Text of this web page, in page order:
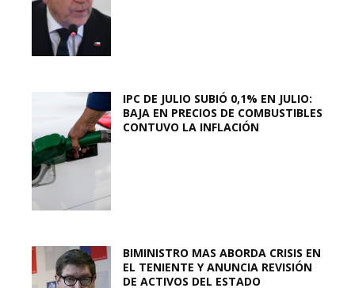
IPC DE JULIO SUBIÓ 0,1% EN JULIO:
BAJA EN PRECIOS DE COMBUSTIBLES
CONTUVO LA INFLACIÓN
BIMINISTRO MAS ABORDA CRISIS EN
EL TENIENTE Y ANUNCIA REVISIÓN
DE ACTIVOS DEL ESTADO